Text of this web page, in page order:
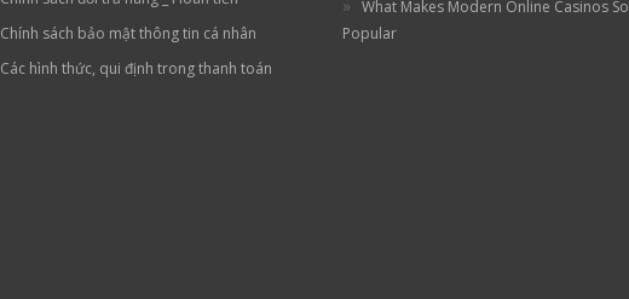
Chính sách bảo mật thông tin cá nhân
Các hình thức, qui định trong thanh toán
What Makes Modern Online Casinos So
Popular